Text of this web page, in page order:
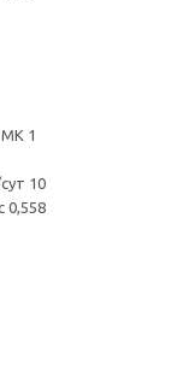
1
10
0,558